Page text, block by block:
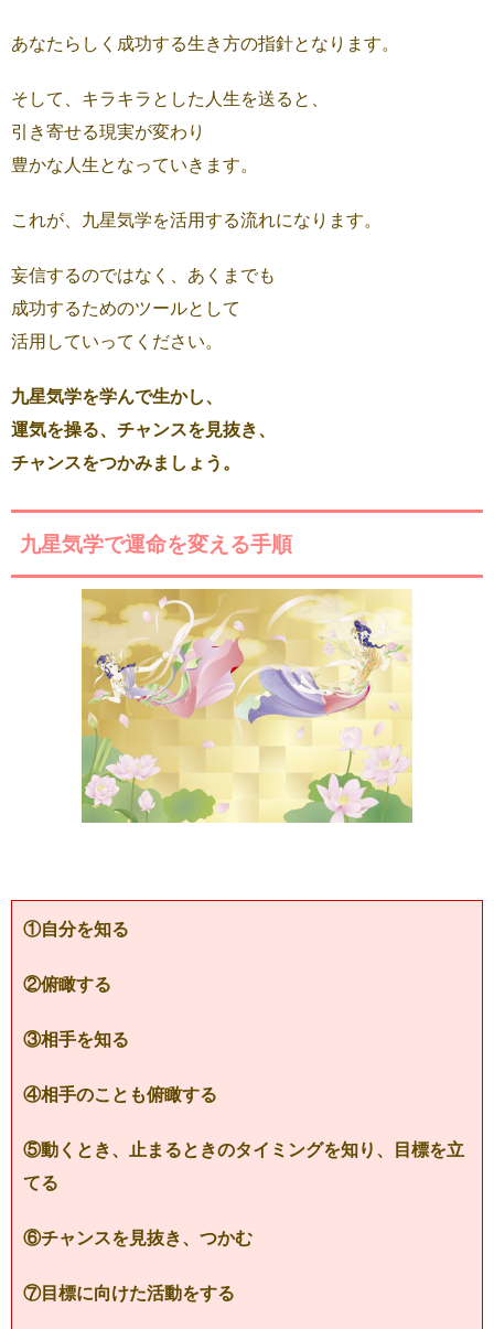
あなたらしく成功する生き方の指針となります。
そして、キラキラとした人生を送ると、
引き寄せる現実が変わり
豊かな人生となっていきます。
これが、九星気学を活用する流れになります。
妄信するのではなく、あくまでも
成功するためのツールとして
活用していってください。
九星気学を学んで生かし、
運気を操る、チャンスを見抜き、
チャンスをつかみましょう。
九星気学で運命を変える手順
①自分を知る
②俯瞰する
③相手を知る
④相手のことも俯瞰する
⑤動くとき、止まるときのタイミングを知り、目標を立
てる
⑥チャンスを見抜き、つかむ
⑦目標に向けた活動をする